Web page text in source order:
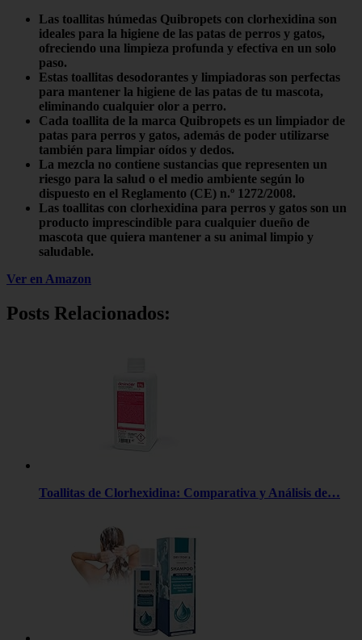
Las toallitas húmedas Quibropets con clorhexidina son
ideales para la higiene de las patas de perros y gatos,
ofreciendo una limpieza profunda y efectiva en un solo
paso.
Estas toallitas desodorantes y limpiadoras son perfectas
para mantener la higiene de las patas de tu mascota,
eliminando cualquier olor a perro.
Cada toallita de la marca Quibropets es un limpiador de
patas para perros y gatos, además de poder utilizarse
también para limpiar oídos y dedos.
La mezcla no contiene sustancias que representen un
riesgo para la salud o el medio ambiente según lo
dispuesto en el Reglamento (CE) n.º 1272/2008.
Las toallitas con clorhexidina para perros y gatos son un
producto imprescindible para cualquier dueño de
mascota que quiera mantener a su animal limpio y
saludable.
Ver en Amazon
Posts Relacionados:
Toallitas de Clorhexidina: Comparativa y Análisis de…